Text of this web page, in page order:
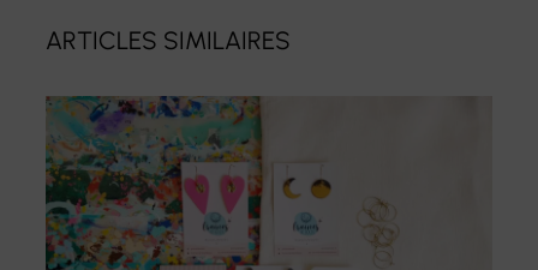
ARTICLES SIMILAIRES